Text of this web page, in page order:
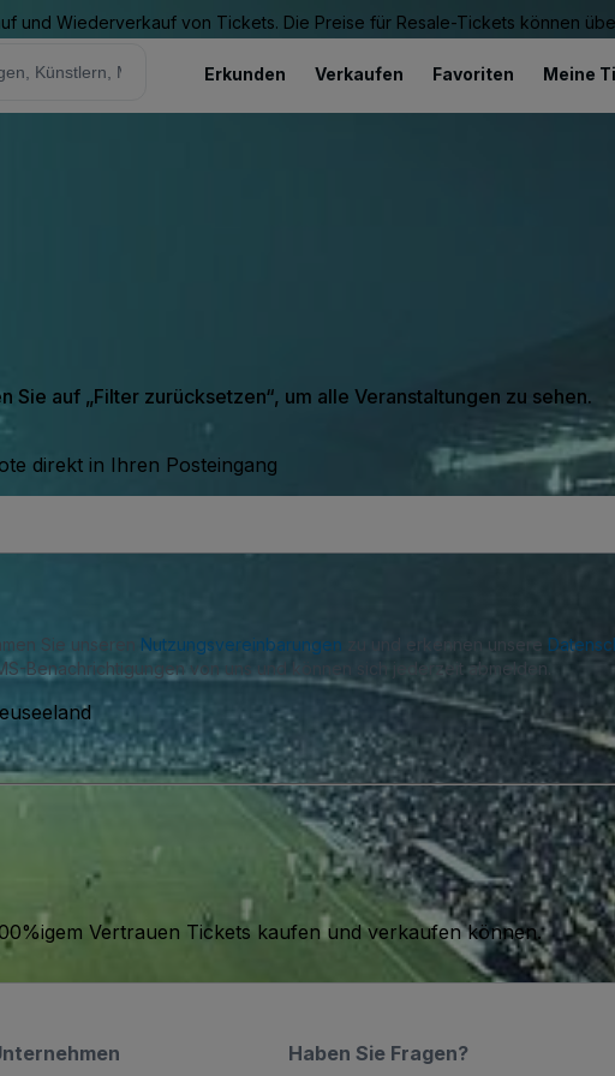
und Wiederverkauf von Tickets. Die Preise für Resale-Tickets können
Erkunden Verkaufen Favoriten Meine
Sie auf „Filter zurücksetzen“, um alle Veranstaltungen zu sehen.
direkt in Ihren Posteingang
Sie unseren Nutzungsvereinbarungen zu und erkennen unsere
Benachrichtigungen von uns und können sich jederzeit abmelden.
Vertrauen Tickets kaufen und verkaufen können.
Haben Sie Fragen?